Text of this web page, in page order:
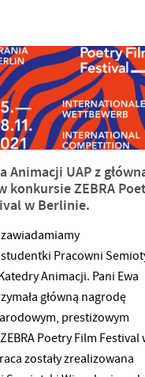
Animacji UAP z
konkursie ZEBRA
w Berlinie.
Pracowni
Animacji. Pani Ewa
główną nagrodę
prestiżowym
Poetry Film Festival
zostały zrealizowana